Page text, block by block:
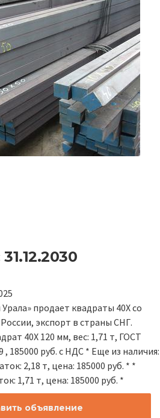
продает квадраты 40Х со
экспорт в страны СНГ.
40Х 120 мм, вес: 1,71 т, ГОСТ
, 185000 руб. с НДС * Еще из наличия:
2,18 т, цена: 185000 руб. * *
1,71 т, цена: 185000 руб. *
объявление